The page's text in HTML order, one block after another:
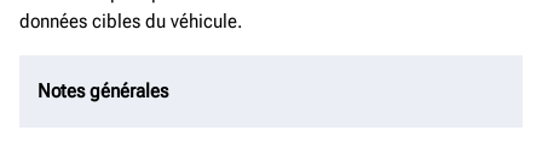
données cibles du véhicule.
Notes générales